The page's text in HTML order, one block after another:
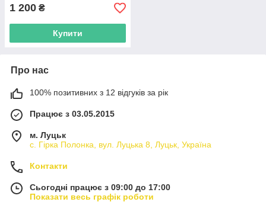
1 200 ₴
Купити
Про нас
100% позитивних з 12 відгуків за рік
Працює з 03.05.2015
м. Луцьк
с. Гірка Полонка, вул. Луцька 8, Луцьк, Україна
Контакти
Сьогодні працює з 09:00 до 17:00
Показати весь графік роботи